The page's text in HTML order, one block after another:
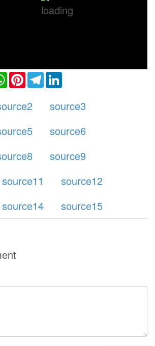
WhatsApp
PinterestTelegram
source3
source6
source9
source11
source12
source14 source15